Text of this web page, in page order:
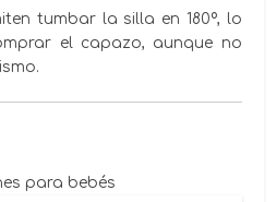
tumbar la silla en 180º, lo
el capazo, aunque no